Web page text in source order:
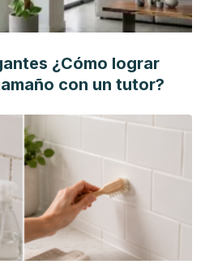
M. (2001). Tratamientos
las disfunciones sexuales.
index.php/PST/article/view/7896
crime.
Journal of Criminal
science/article/abs/pii/
Actualizaciones en terapia
, vol. 22(2), pp. 193-203.
785/78522211.pdf
Carrero, J. (2015). Tratamiento
¿Cómo lograr
con un tutor?